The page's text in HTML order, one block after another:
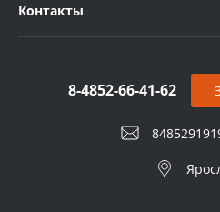
Контакты
8-4852-66-41-62